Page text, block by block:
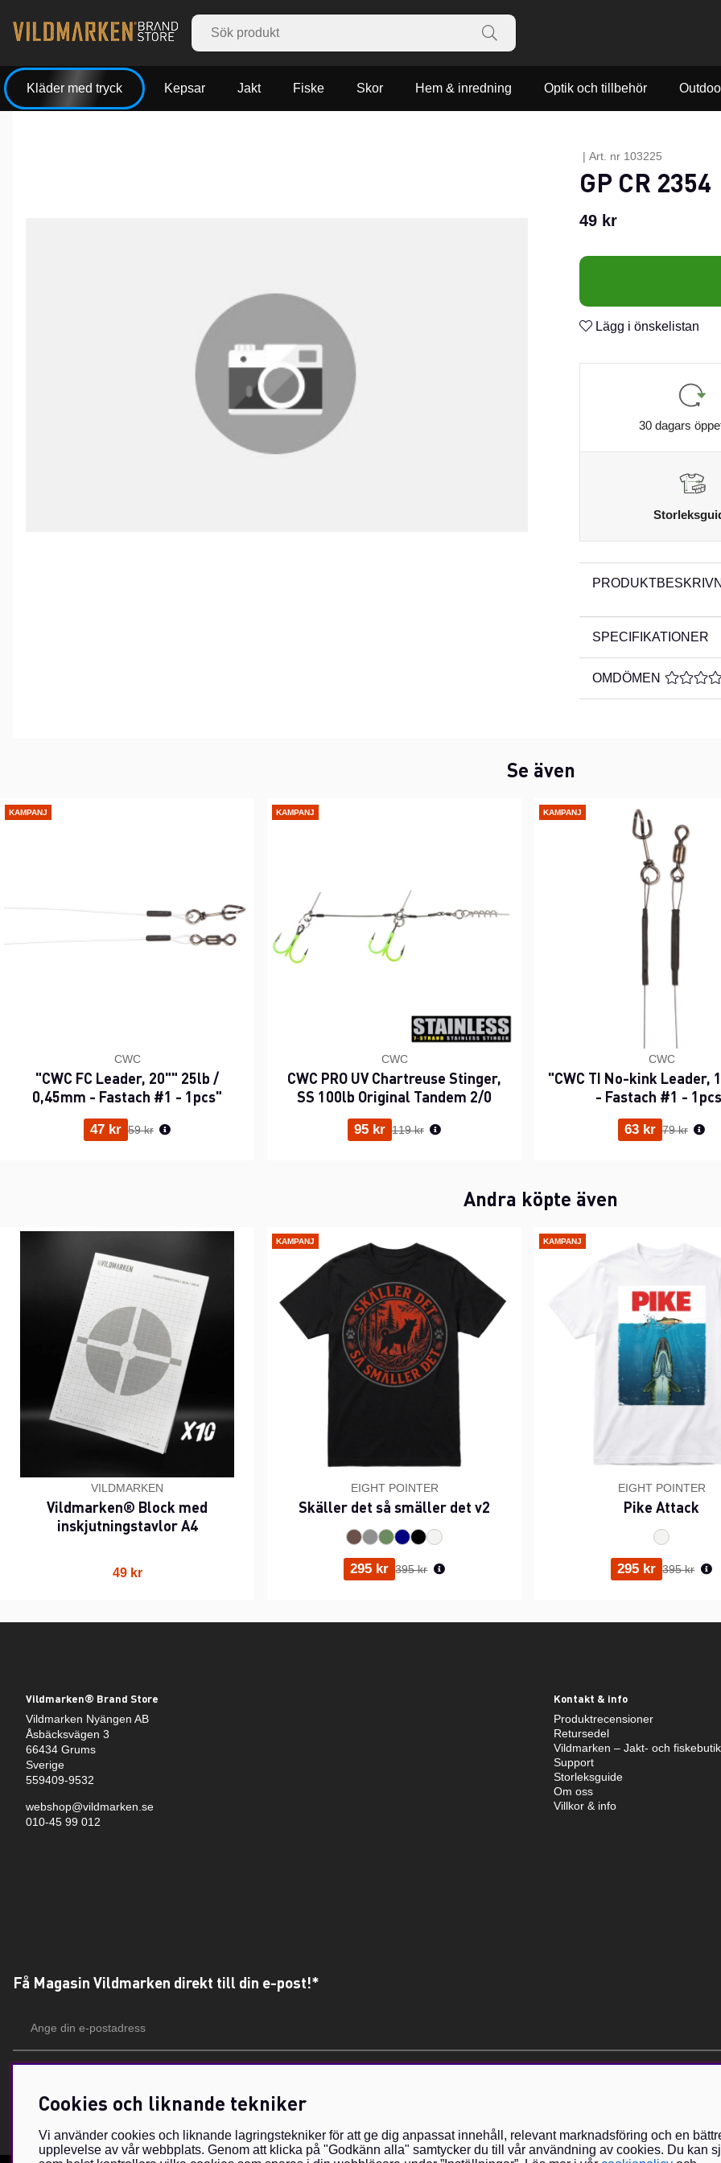
Kläder med tryck Kepsar Jakt Fiske Skor Hem & inredning Optik och tillbehör
| Art. nr 103225
GP CR 2354
49 kr
Lägg i önskelistan
30 dagars
SPECIFIKATIONER
OMDÖMEN
Se även
KAMPANJ
CWC
"CWC FC Leader, 20"" 25lb /
0,45mm - Fastach #1 - 1pcs"
47 kr Ordinarie pris:
59 kr
KAMPANJ
CWC
CWC PRO UV Chartreuse Stinger,
SS 100lb Original Tandem 2/0
95 kr Ordinarie pris:
119 kr
KAMPANJ
CWC
"CWC TI No-kink Leader,
- Fastach #1 -
63 kr Ordinarie
79 kr
Andra köpte även
VILDMARKEN
Vildmarken® Block med
inskjutningstavlor A4
49 kr
KAMPANJ
EIGHT POINTER
Skäller det så smäller det v2
295 kr Ordinarie pris:
395 kr
KAMPANJ
EIGHT POINTER
Pike Attack
295 kr Ordinarie
395 kr
Vildmarken® Brand Store
Vildmarken Nyängen AB
Åsbäcksvägen 3
66434 Grums
Sverige
559409-9532
webshop@vildmarken.se
010-45 99 012
Kontakt & info
Produktrecensioner
Retursedel
Vildmarken – Jakt- och
Support
Storleksguide
Om oss
Villkor & info
Få Magasin Vildmarken direkt till din e-post!*
postadress
Cookies och liknande tekniker
Vi använder cookies och liknande lagringstekniker för att ge dig anpassat innehåll, relevant marknadsföring och en
upplevelse av vår webbplats. Genom att klicka på "Godkänn alla" samtycker du till vår användning av cookies. Du kan